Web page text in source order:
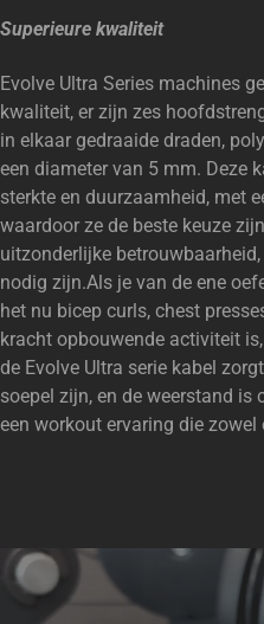
Superieure kwaliteit
Evolve Ultra Series machines
kwaliteit, er zijn zes
in elkaar gedraaide draden,
een diameter van 5 mm. Deze
sterkte en duurzaamheid, met
waardoor ze de beste keuze
uitzonderlijke
nodig zijn.Als je van de ene
het nu bicep curls, chest
kracht opbouwende activiteit
de Evolve Ultra serie kabel
soepel zijn, en de weerstand is
een workout ervaring die